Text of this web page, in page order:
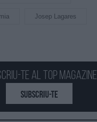
te al Top Magazine
SUBSCRIU-TE
Josep Lagares